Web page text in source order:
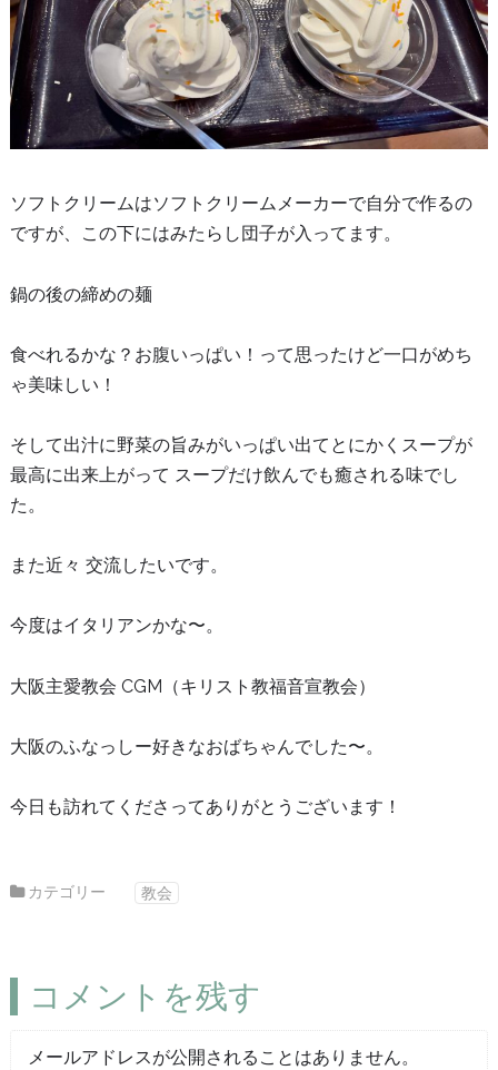
ソフトクリームはソフトクリームメーカーで自分で作るの
ですが、この下にはみたらし団子が入ってます。
鍋の後の締めの麺
食べれるかな？お腹いっぱい！って思ったけど一口がめち
ゃ美味しい！
そして出汁に野菜の旨みがいっぱい出てとにかくスープが
最高に出来上がって スープだけ飲んでも癒される味でし
た。
また近々 交流したいです。
今度はイタリアンかな〜。
大阪主愛教会 CGM（キリスト教福音宣教会）
大阪のふなっしー好きなおばちゃんでした〜。
今日も訪れてくださってありがとうございます！
カテゴリー 教会
コメントを残す
メールアドレスが公開されることはありません。